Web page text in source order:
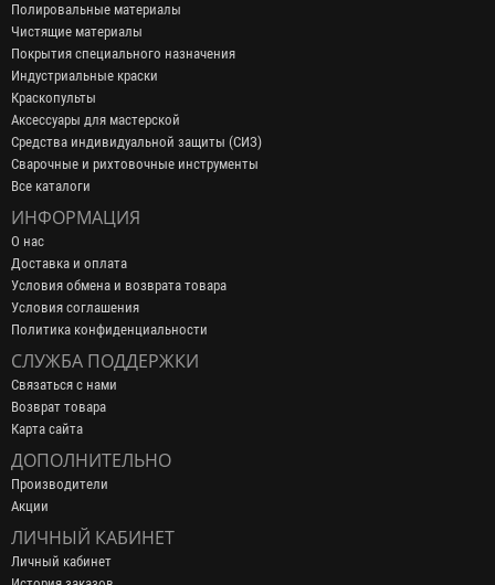
Полировальные материалы
Чистящие материалы
Покрытия специального назначения
Индустриальные краски
Краскопульты
Аксессуары для мастерской
Средства индивидуальной защиты (СИЗ)
Сварочные и рихтовочные инструменты
Все каталоги
ИНФОРМАЦИЯ
О нас
Доставка и оплата
Условия обмена и возврата товара
Условия соглашения
Политика конфиденциальности
СЛУЖБА ПОДДЕРЖКИ
Связаться с нами
Возврат товара
Карта сайта
ДОПОЛНИТЕЛЬНО
Производители
Акции
ЛИЧНЫЙ КАБИНЕТ
Личный кабинет